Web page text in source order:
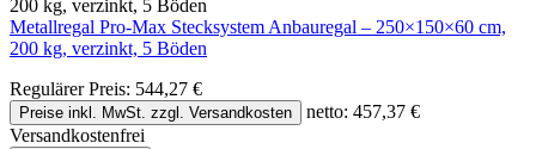
Metallregal Pro-Max Stecksystem Anbauregal – 250×150×60 cm,
200 kg, verzinkt, 5 Böden
Regulärer Preis: 544,27 €
Preise inkl. MwSt. zzgl. Versandkosten
netto: 457,37 €
Versandkostenfrei